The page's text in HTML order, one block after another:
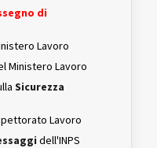
di
Lavoro
Ministero Lavoro
Sicurezza
Lavoro
dell'INPS